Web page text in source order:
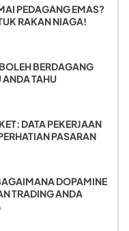
PEDAGANG EMAS?
RAKAN NIAGA!
BERDAGANG
ANDA TAHU
DATA PEKERJAAN
PASARAN
DOPAMINE
TRADING ANDA